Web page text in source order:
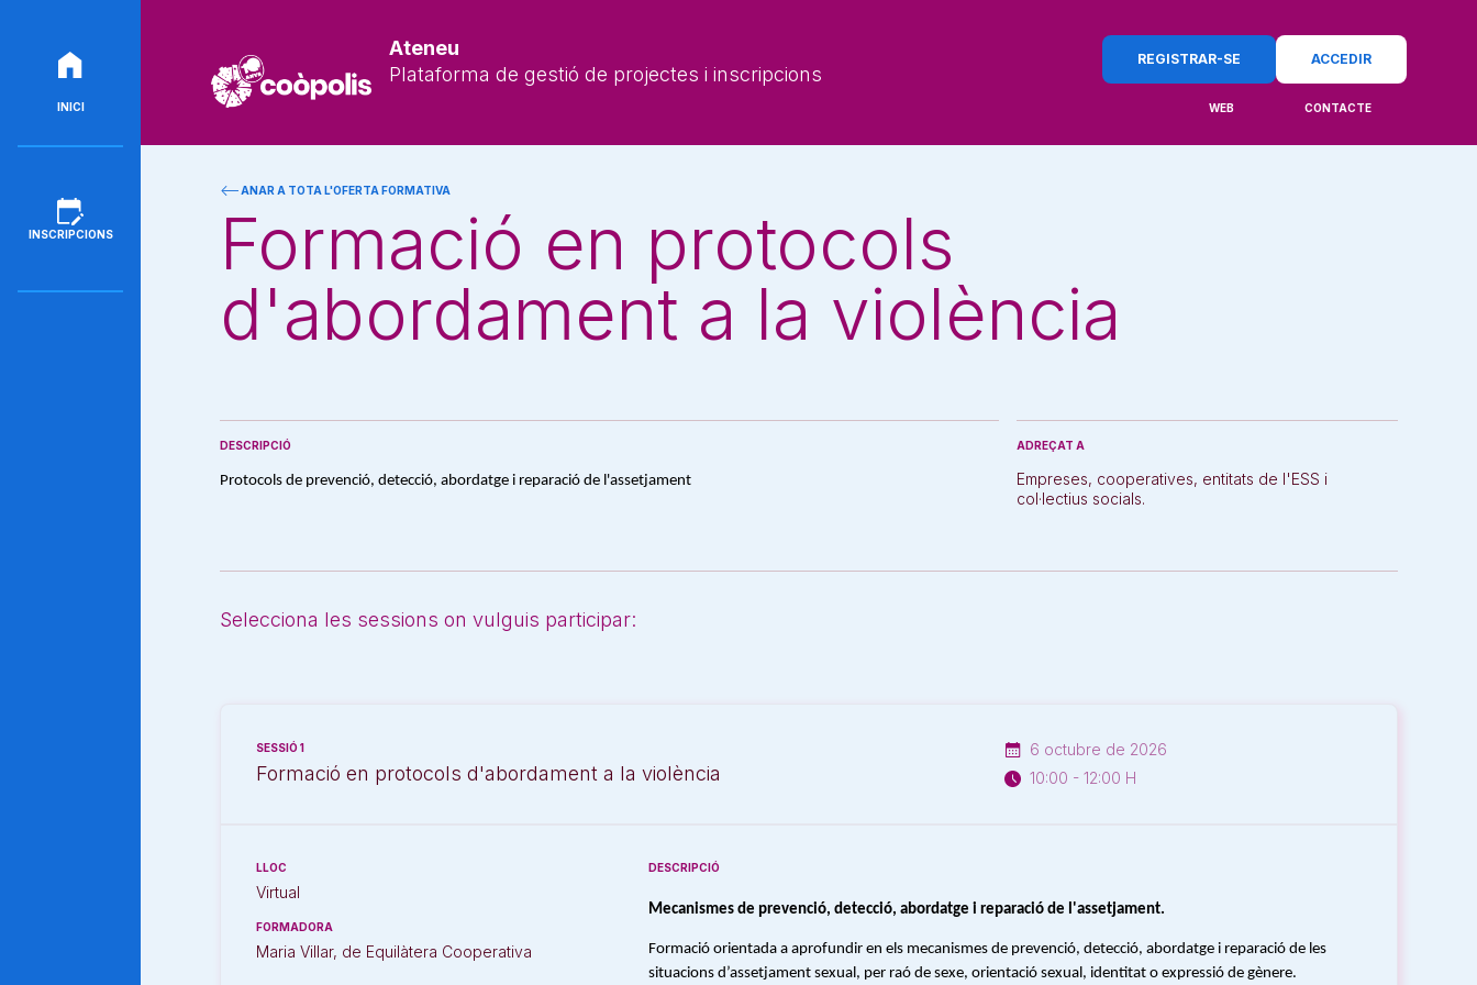
INICI
INSCRIPCIONS
Ateneu
Plataforma de gestió de projectes i inscripcions
REGISTRAR-SE ACCEDIR
WEB CONTACTE
ANAR A TOTA L'OFERTA FORMATIVA
Formació en protocols
d'abordament a la violència
DESCRIPCIÓ
Protocols de prevenció, detecció, abordatge i reparació de l'assetjament
ADREÇAT A
Empreses, cooperatives, entitats de l'ESS i
col·lectius socials.
Selecciona les sessions on vulguis participar:
SESSIÓ 1
Formació en protocols d'abordament a la violència
6 octubre de 2026
10:00 - 12:00 H
LLOC
Virtual
FORMADORA
Maria Villar, de Equilàtera Cooperativa
DESCRIPCIÓ
Mecanismes de prevenció, detecció, abordatge i reparació de l'assetjament.
Formació orientada a aprofundir en els mecanismes de prevenció, detecció, abordatge i reparació de les
situacions d’assetjament sexual, per raó de sexe, orientació sexual, identitat o expressió de gènere.